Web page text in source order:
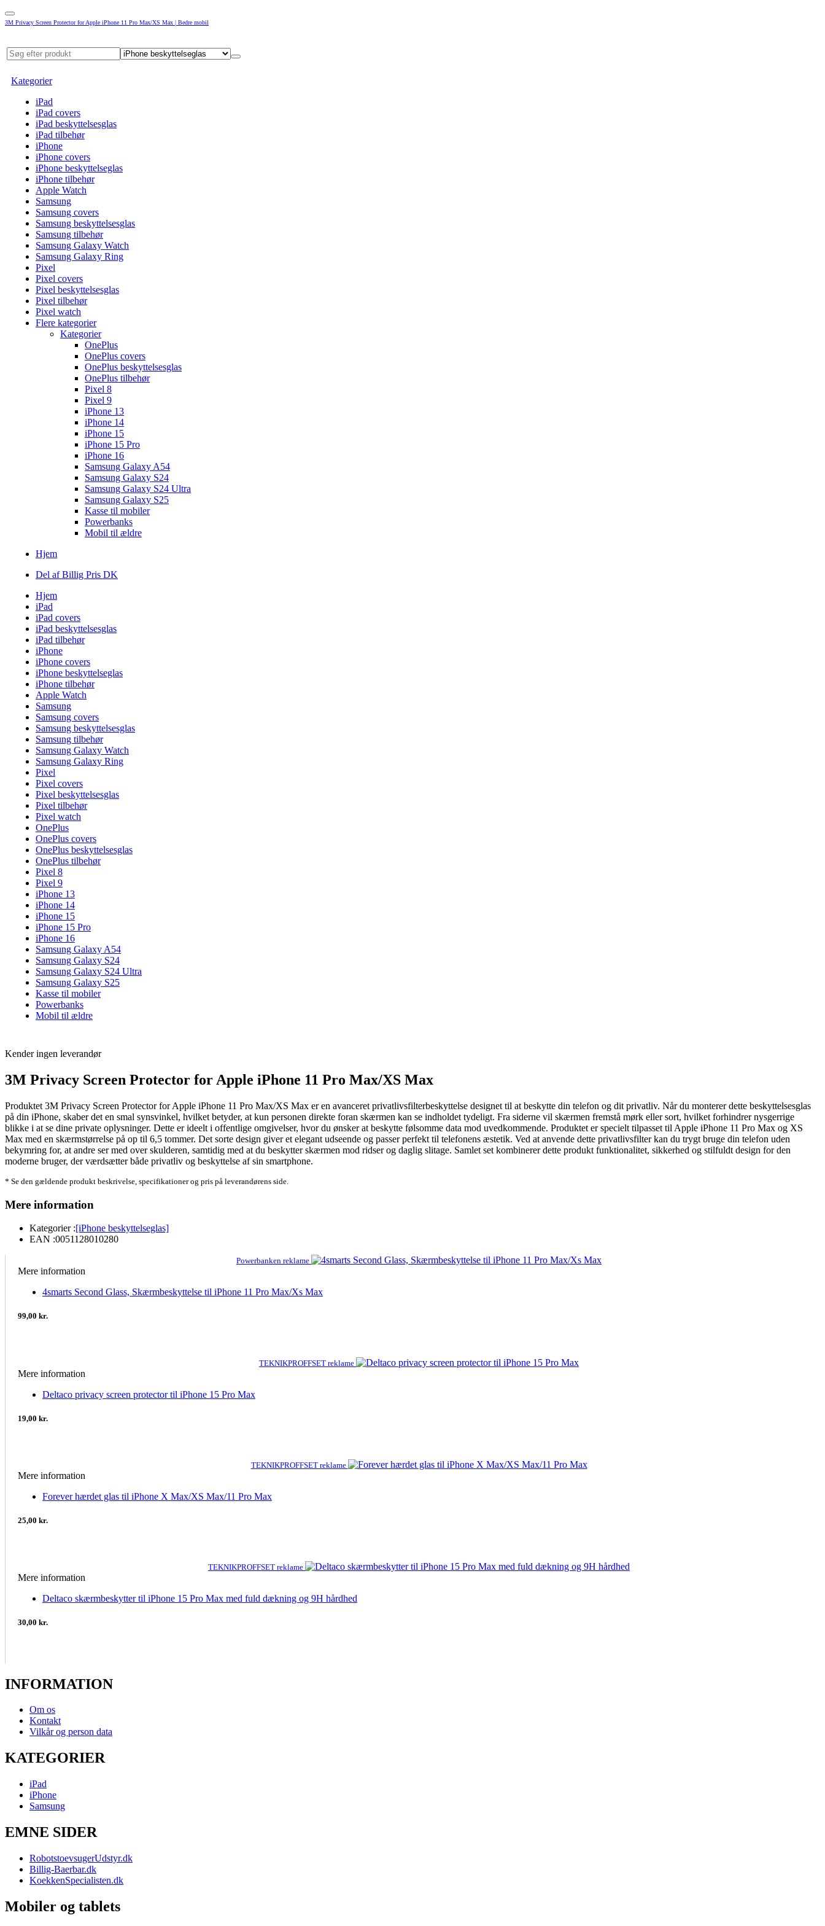
3M Privacy Screen Protector for Apple iPhone 11 Pro Max/XS Max | Bedre mobil
Kategorier
iPad
iPad covers
iPad beskyttelsesglas
iPad tilbehør
iPhone
iPhone covers
iPhone beskyttelseglas
iPhone tilbehør
Apple Watch
Samsung
Samsung covers
Samsung beskyttelsesglas
Samsung tilbehør
Samsung Galaxy Watch
Samsung Galaxy Ring
Pixel
Pixel covers
Pixel beskyttelsesglas
Pixel tilbehør
Pixel watch
Flere kategorier
Kategorier
OnePlus
OnePlus covers
OnePlus beskyttelsesglas
OnePlus tilbehør
Pixel 8
Pixel 9
iPhone 13
iPhone 14
iPhone 15
iPhone 15 Pro
iPhone 16
Samsung Galaxy A54
Samsung Galaxy S24
Samsung Galaxy S24 Ultra
Samsung Galaxy S25
Kasse til mobiler
Powerbanks
Mobil til ældre
Hjem
Del af Billig Pris DK
Hjem
iPad
iPad covers
iPad beskyttelsesglas
iPad tilbehør
iPhone
iPhone covers
iPhone beskyttelseglas
iPhone tilbehør
Apple Watch
Samsung
Samsung covers
Samsung beskyttelsesglas
Samsung tilbehør
Samsung Galaxy Watch
Samsung Galaxy Ring
Pixel
Pixel covers
Pixel beskyttelsesglas
Pixel tilbehør
Pixel watch
OnePlus
OnePlus covers
OnePlus beskyttelsesglas
OnePlus tilbehør
Pixel 8
Pixel 9
iPhone 13
iPhone 14
iPhone 15
iPhone 15 Pro
iPhone 16
Samsung Galaxy A54
Samsung Galaxy S24
Samsung Galaxy S24 Ultra
Samsung Galaxy S25
Kasse til mobiler
Powerbanks
Mobil til ældre
Kender ingen leverandør
3M Privacy Screen Protector for Apple iPhone 11 Pro Max/XS Max
Produktet 3M Privacy Screen Protector for Apple iPhone 11 Pro Max/XS Max er en avanceret privatlivsfilterbeskyttelse designet til at beskytte din telefon og dit privatliv. Når du monterer dette beskyttelsesglas
på din iPhone, skaber det en smal synsvinkel, hvilket betyder, at kun personen direkte foran skærmen kan se indholdet tydeligt. Fra siderne vil skærmen fremstå mørk eller sort, hvilket forhindrer nysgerrige
blikke i at se dine private oplysninger. Dette er ideelt i offentlige omgivelser, hvor du ønsker at beskytte følsomme data mod uvedkommende. Produktet er specielt tilpasset til Apple iPhone 11 Pro Max og XS
Max med en skærmstørrelse på op til 6,5 tommer. Det sorte design giver et elegant udseende og passer perfekt til telefonens æstetik. Ved at anvende dette privatlivsfilter kan du trygt bruge din telefon uden
bekymring for, at andre ser med over skulderen, samtidig med at du beskytter skærmen mod ridser og daglig slitage. Samlet set kombinerer dette produkt funktionalitet, sikkerhed og stilfuldt design for den
moderne bruger, der værdsætter både privatliv og beskyttelse af sin smartphone.
* Se den gældende produkt beskrivelse, specifikationer og pris på leverandørens side.
Mere information
Kategorier :[iPhone beskyttelseglas]
EAN :0051128010280
Powerbanken reklame
Mere information
4smarts Second Glass, Skærmbeskyttelse til iPhone 11 Pro Max/Xs Max
99,00 kr.
TEKNIKPROFFSET reklame
Mere information
Deltaco privacy screen protector til iPhone 15 Pro Max
19,00 kr.
TEKNIKPROFFSET reklame
Mere information
Forever hærdet glas til iPhone X Max/XS Max/11 Pro Max
25,00 kr.
TEKNIKPROFFSET reklame
Mere information
Deltaco skærmbeskytter til iPhone 15 Pro Max med fuld dækning og 9H hårdhed
30,00 kr.
INFORMATION
Om os
Kontakt
Vilkår og person data
KATEGORIER
iPad
iPhone
Samsung
EMNE SIDER
RobotstoevsugerUdstyr.dk
Billig-Baerbar.dk
KoekkenSpecialisten.dk
Mobiler og tablets